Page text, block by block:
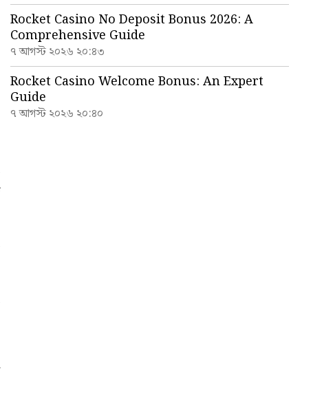
Rocket Casino No Deposit Bonus 2026: A
Comprehensive Guide
৭ আগস্ট ২০২৬ ২০:৪৩
Rocket Casino Welcome Bonus: An Expert
Guide
৭ আগস্ট ২০২৬ ২০:৪০